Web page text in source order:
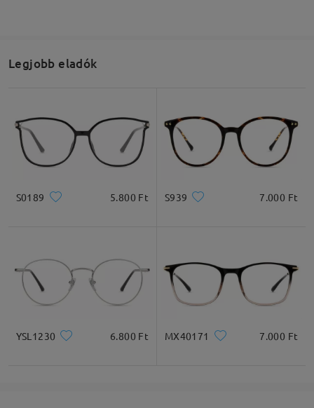
Legjobb eladók
S0189 5.800 Ft S939 7.000 Ft
YSL1230 6.800 Ft MX40171 7.000 Ft